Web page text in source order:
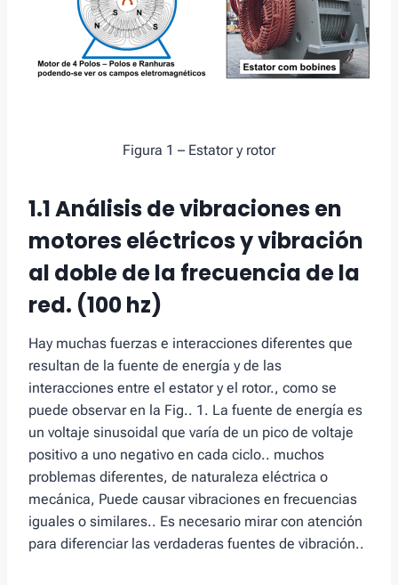
Figura 1 – Estator y rotor
1.1 Análisis de vibraciones en
motores eléctricos y vibración
al doble de la frecuencia de la
red. (100 hz)
Hay muchas fuerzas e interacciones diferentes que
resultan de la fuente de energía y de las
interacciones entre el estator y el rotor., como se
puede observar en la Fig.. 1. La fuente de energía es
un voltaje sinusoidal que varía de un pico de voltaje
positivo a uno negativo en cada ciclo.. muchos
problemas diferentes, de naturaleza eléctrica o
mecánica, Puede causar vibraciones en frecuencias
iguales o similares.. Es necesario mirar con atención
para diferenciar las verdaderas fuentes de vibración..